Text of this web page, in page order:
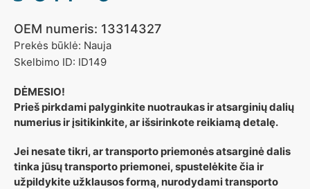
OEM numeris: 13314327
Prekės būklė: Nauja
Skelbimo ID: ID149
DĖMESIO!
Prieš pirkdami palyginkite nuotraukas ir atsarginių dalių
numerius ir įsitikinkite, ar išsirinkote reikiamą detalę.
Jei nesate tikri, ar transporto priemonės atsarginė dalis
tinka jūsų transporto priemonei, spustelėkite čia ir
užpildykite užklausos formą, nurodydami transporto